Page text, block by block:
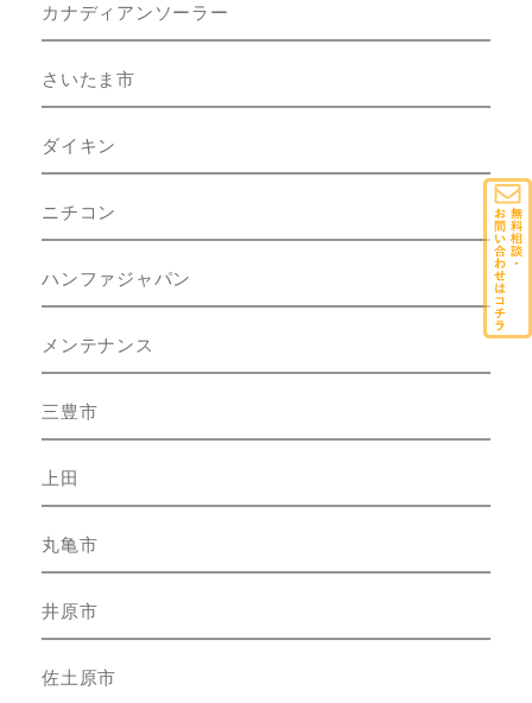
カナディアンソーラー
さいたま市
ダイキン
ニチコン
ハンファジャパン
メンテナンス
三豊市
上田
丸亀市
井原市
佐土原市